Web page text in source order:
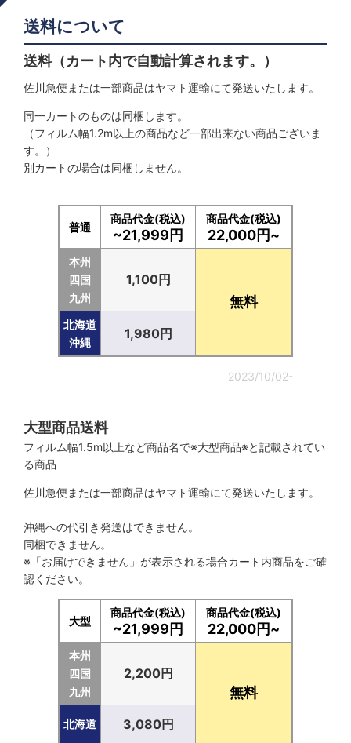
送料について
送料（カート内で自動計算されます。）
佐川急便または一部商品はヤマト運輸にて発送いたします。
同一カートのものは同梱します。
（フィルム幅1.2m以上の商品など一部出来ない商品ございま
す。）
別カートの場合は同梱しません。
普通
商品代金(税込)
~21,999円
商品代金(税込)
22,000円~
本州
四国
九州
1,100円
無料
北海道
沖縄
1,980円
2023/10/02-
大型商品送料
フィルム幅1.5m以上など商品名で※大型商品※と記載されてい
る商品
佐川急便または一部商品はヤマト運輸にて発送いたします。
沖縄への代引き発送はできません。
同梱できません。
※「お届けできません」が表示される場合カート内商品をご確
認ください。
大型
商品代金(税込)
~21,999円
商品代金(税込)
22,000円~
本州
四国
九州
2,200円
無料
北海道 3,080円